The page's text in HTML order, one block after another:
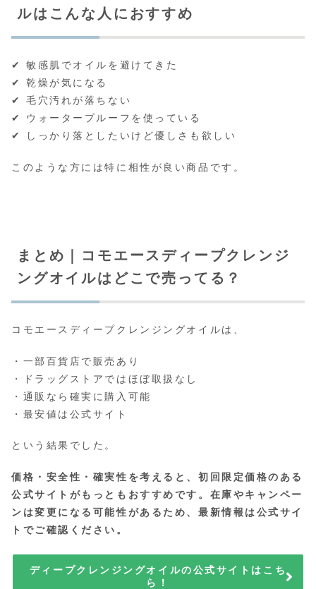
ルはこんな人におすすめ
✔ 敏感肌でオイルを避けてきた
✔ 乾燥が気になる
✔ 毛穴汚れが落ちない
✔ ウォータープルーフを使っている
✔ しっかり落としたいけど優しさも欲しい
このような方には特に相性が良い商品です。
まとめ｜コモエースディープクレンジ
ングオイルはどこで売ってる？
コモエースディープクレンジングオイルは、
・一部百貨店で販売あり
・ドラッグストアではほぼ取扱なし
・通販なら確実に購入可能
・最安値は公式サイト
という結果でした。
価格・安全性・確実性を考えると、初回限定価格のある
公式サイトがもっともおすすめです。在庫やキャンペー
ンは変更になる可能性があるため、最新情報は公式サイ
トでご確認ください。
ディープクレンジングオイルの公式サイトはこち
ら！